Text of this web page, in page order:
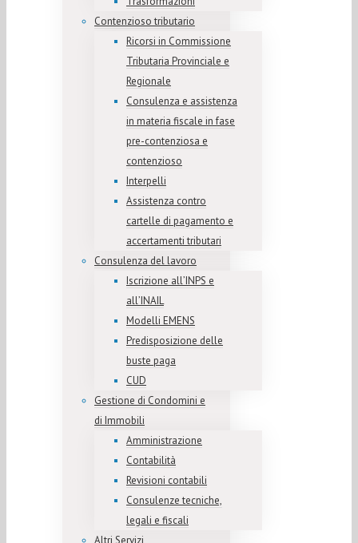
Contenzioso tributario
Ricorsi in Commissione
Tributaria Provinciale e
Regionale
Consulenza e assistenza
in materia fiscale in fase
pre-contenziosa e
contenzioso
Interpelli
Assistenza contro
cartelle di pagamento e
accertamenti tributari
Consulenza del lavoro
Iscrizione all’INPS e
all’INAIL
Modelli EMENS
Predisposizione delle
buste paga
CUD
Gestione di Condomini e
di Immobili
Amministrazione
Contabilità
Revisioni contabili
Consulenze tecniche,
legali e fiscali
Altri Servizi